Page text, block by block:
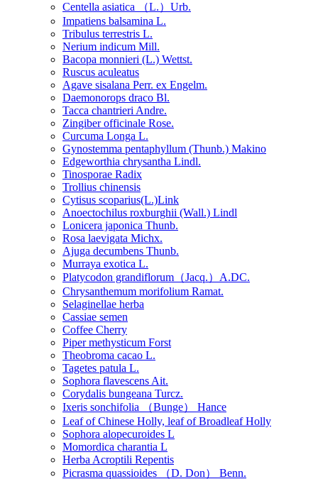
Centella asiatica （L.）Urb.
Impatiens balsamina L.
Tribulus terrestris L.
Nerium indicum Mill.
Bacopa monnieri (L.) Wettst.
Ruscus aculeatus
Agave sisalana Perr. ex Engelm.
Daemonorops draco Bl.
Tacca chantrieri Andre.
Zingiber officinale Rose.
Curcuma Longa L.
Gynostemma pentaphyllum (Thunb.) Makino
Edgeworthia chrysantha Lindl.
Tinosporae Radix
Trollius chinensis
Cytisus scoparius(L.)Link
Anoectochilus roxburghii (Wall.) Lindl
Lonicera japonica Thunb.
Rosa laevigata Michx.
Ajuga decumbens Thunb.
Murraya exotica L.
Platycodon grandiflorum（Jacq.）A.DC.
Chrysanthemum morifolium Ramat.
Selaginellae herba
Cassiae semen
Coffee Cherry
Piper methysticum Forst
Theobroma cacao L.
Tagetes patula L.
Sophora flavescens Ait.
Corydalis bungeana Turcz.
Ixeris sonchifolia （Bunge） Hance
Leaf of Chinese Holly, leaf of Broadleaf Holly
Sophora alopecuroides L
Momordica charantia L
Herba Acroptili Repentis
Picrasma quassioides （D. Don） Benn.